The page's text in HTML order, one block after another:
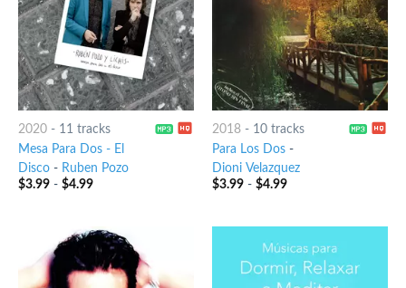
2020- 11 tracks
Mesa Para Dos - El
Disco- Ruben Pozo
$3.99- $4.99
2018- 10 tracks
Para Los Dos-
Dioni Velazquez
$3.99- $4.99